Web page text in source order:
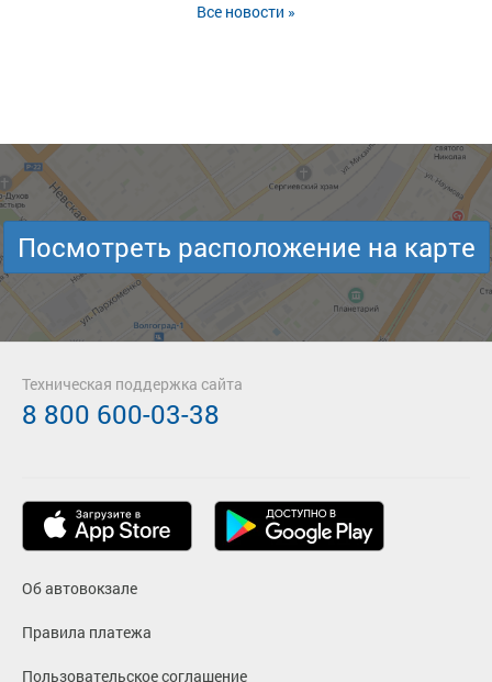
Все новости »
Посмотреть расположение на карте
Об автовокзале
Правила платежа
Пользовательское соглашение
Техническая поддержка сайта
8 800 600-03-38